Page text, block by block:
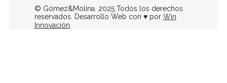
© Gómez&Molina. 2025 Todos los derechos
reservados. Desarrollo Web con ♥ por Win
Innovación